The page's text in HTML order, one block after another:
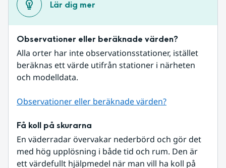
Lär dig mer
Observationer eller beräknade värden?
Alla orter har inte observationsstationer, istället
beräknas ett värde utifrån stationer i närheten
och modelldata.
Observationer eller beräknade värden?
Få koll på skurarna
En väderradar övervakar nederbörd och gör det
med hög upplösning i både tid och rum. Den är
ett värdefullt hjälpmedel när man vill ha koll på